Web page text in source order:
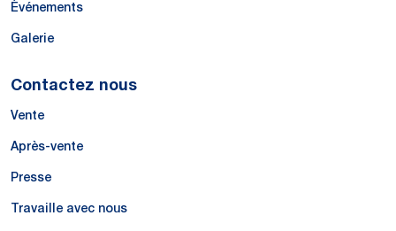
Événements
Galerie
Contactez nous
Vente
Après-vente
Presse
Travaille avec nous